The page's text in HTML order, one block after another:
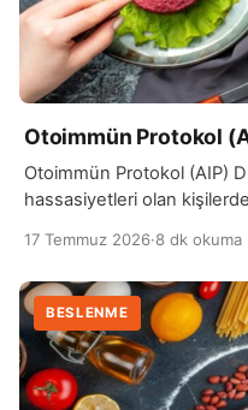
Otoimmün Protokol
Otoimmün Protokol (AIP)
hassasiyetleri olan
beslenme yaklaşımıdır.…
17 Temmuz 2026·8 dk okuma
BESLENME